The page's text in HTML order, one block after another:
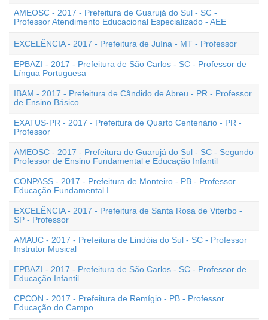
AMEOSC - 2017 - Prefeitura de Guarujá do Sul - SC -
Professor Atendimento Educacional Especializado - AEE
EXCELÊNCIA - 2017 - Prefeitura de Juína - MT - Professor
EPBAZI - 2017 - Prefeitura de São Carlos - SC - Professor de
Língua Portuguesa
IBAM - 2017 - Prefeitura de Cândido de Abreu - PR - Professor
de Ensino Básico
EXATUS-PR - 2017 - Prefeitura de Quarto Centenário - PR -
Professor
AMEOSC - 2017 - Prefeitura de Guarujá do Sul - SC - Segundo
Professor de Ensino Fundamental e Educação Infantil
CONPASS - 2017 - Prefeitura de Monteiro - PB - Professor
Educação Fundamental I
EXCELÊNCIA - 2017 - Prefeitura de Santa Rosa de Viterbo -
SP - Professor
AMAUC - 2017 - Prefeitura de Lindóia do Sul - SC - Professor
Instrutor Musical
EPBAZI - 2017 - Prefeitura de São Carlos - SC - Professor de
Educação Infantil
CPCON - 2017 - Prefeitura de Remígio - PB - Professor
Educação do Campo